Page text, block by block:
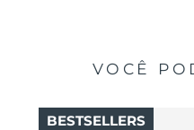
VOCÊ
BESTSELLERS